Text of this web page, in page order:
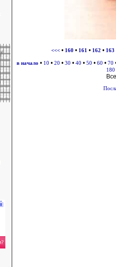
<<< • 160 • 161 • 162 • 163
в начало • 10 • 20 • 30 • 40 • 50 • 60 • 70
180